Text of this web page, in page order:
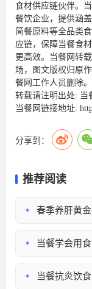
食材供应链伙伴。
餐饮企业，提供涵
简餐原料等全品类
应链，保障当餐食
更高效。当餐网转
场，图文版权归原
餐网工作人员删除。
转载请注明出处: 当
当餐网链接地址:
分享到：
推荐阅读
✦ 春季养肝黄
✦ 当餐学会用
✦ 当餐抗炎饮